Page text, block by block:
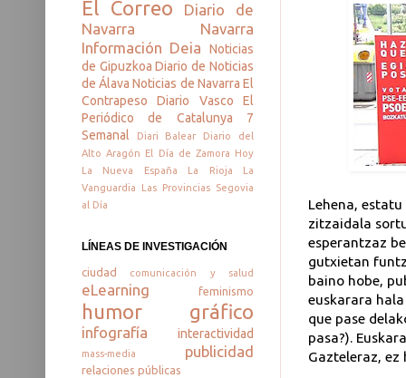
Lehena,
zitzaidala
esperantzaz
gutxietan
baino hobe,
euskarara
que pase
pasa?).
Gazteleraz, ez
El Correo
Diario de
Navarra
Navarra
Información Deia
Noticias
de Gipuzkoa Diario de Noticias
de Álava Noticias de Navarra El
Contrapeso
Diario Vasco
El
Periódico de Catalunya
7
Semanal
Diari Balear
Diario del
Alto Aragón
El Día de Zamora
Hoy
La Nueva España
La Rioja
La
Vanguardia
Las Provincias Segovia
al Día
LÍNEAS DE INVESTIGACIÓN
ciudad
comunicación y salud
eLearning feminismo
humor gráfico
infografía interactividad
mass-media publicidad
relaciones públicas